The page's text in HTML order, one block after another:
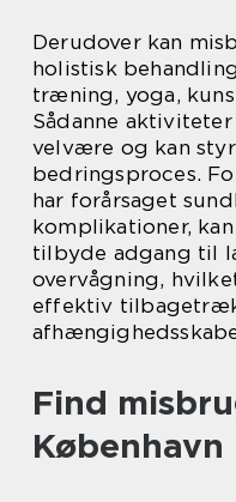
Derudover kan
holistisk
træning, yoga,
Sådanne
velvære og kan
bedringsproces.
har forårsaget
komplikationer,
tilbyde adgang til
overvågning,
effektiv
Find
København